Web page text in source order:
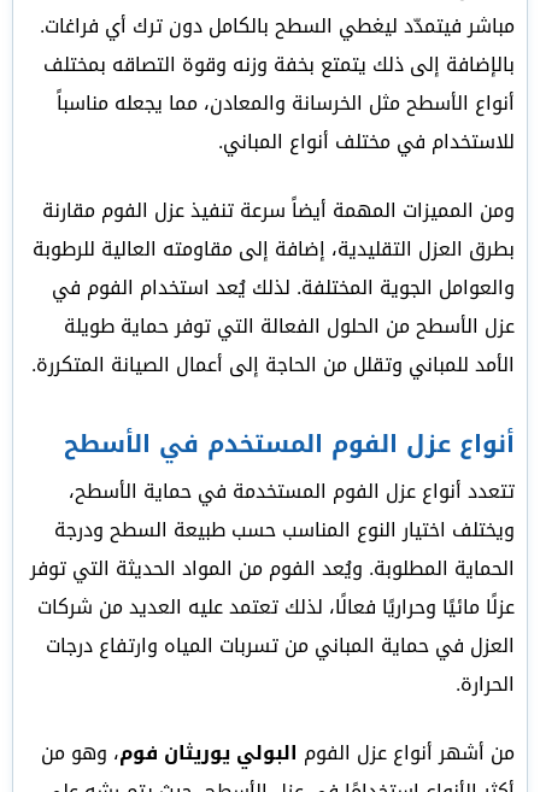
مباشر فيتمدّد ليغطي السطح بالكامل دون ترك أي فراغات.
بالإضافة إلى ذلك يتمتع بخفة وزنه وقوة التصاقه بمختلف
أنواع الأسطح مثل الخرسانة والمعادن، مما يجعله مناسباً
للاستخدام في مختلف أنواع المباني.
ومن المميزات المهمة أيضاً سرعة تنفيذ عزل الفوم مقارنة
بطرق العزل التقليدية، إضافة إلى مقاومته العالية للرطوبة
والعوامل الجوية المختلفة. لذلك يُعد استخدام الفوم في
عزل الأسطح من الحلول الفعالة التي توفر حماية طويلة
الأمد للمباني وتقلل من الحاجة إلى أعمال الصيانة المتكررة.
أنواع عزل الفوم المستخدم في الأسطح
تتعدد أنواع عزل الفوم المستخدمة في حماية الأسطح،
ويختلف اختيار النوع المناسب حسب طبيعة السطح ودرجة
الحماية المطلوبة. ويُعد الفوم من المواد الحديثة التي توفر
عزلًا مائيًا وحراريًا فعالًا، لذلك تعتمد عليه العديد من شركات
العزل في حماية المباني من تسربات المياه وارتفاع درجات
الحرارة.
من أشهر أنواع عزل الفوم البولي يوريثان فوم، وهو من